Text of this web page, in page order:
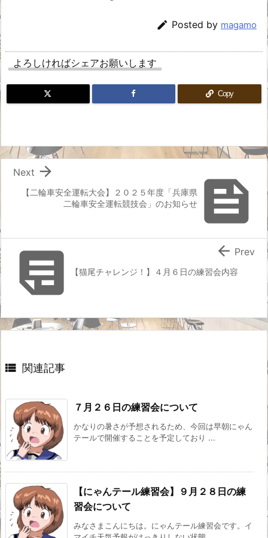
 Posted by magamo
よろしければシェアお願いします
Copy

【二輪車安全運転大会】２０２５年度「兵庫県
二輪車安全運転競技会」のお知らせ

Next
 【猫尾チャレンジ！】４月６日の練習会内容
 Prev
 関連記事
７月２６日の練習会について
かなりの暑さが予想されるため、今回は早朝にゃん
テールで開催することを予定しており ...
【にゃんテール練習会】９月２８日の練
習会について
みなさまこんにちは。にゃんテール練習会です。イ